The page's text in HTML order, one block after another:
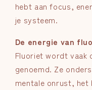
hebt aan focus,
je systeem.
De energie van
Fluoriet wordt vaak
genoemd. Ze
mentale onrust, het